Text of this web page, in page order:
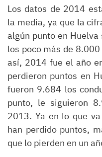
Los datos de 2014
la media, ya que la
algún punto en
los poco más de
así, 2014 fue el año
perdieron puntos en
fueron 9.684 los
punto, le siguieron
2013. Ya en lo que
han perdido puntos,
que lo pierden en un